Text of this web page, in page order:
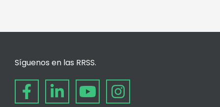
Síguenos en las RRSS.